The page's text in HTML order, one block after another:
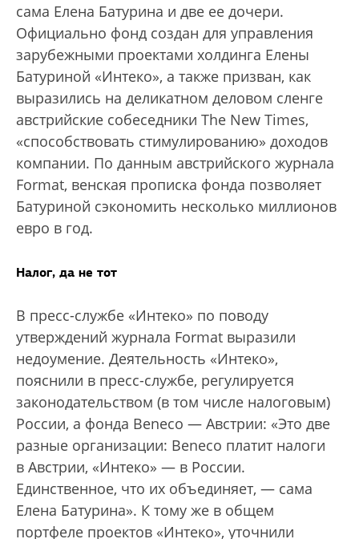
сама Елена Батурина и две ее дочери.
Официально фонд создан для управления
зарубежными проектами холдинга Елены
Батуриной «Интеко», а также призван, как
выразились на деликатном деловом сленге
австрийские собеседники The New Times,
«способствовать стимулированию» доходов
компании. По данным австрийского журнала
Format, венская прописка фонда позволяет
Батуриной сэкономить несколько миллионов
евро в год.
Налог, да не тот
В пресс-службе «Интеко» по поводу
утверждений журнала Format выразили
недоумение. Деятельность «Интеко»,
пояснили в пресс-службе, регулируется
законодательством (в том числе налоговым)
России, а фонда Beneco — Австрии: «Это две
разные организации: Beneco платит налоги
в Австрии, «Интеко» — в России.
Единственное, что их объединяет, — сама
Елена Батурина». К тому же в общем
портфеле проектов «Интеко», уточнили